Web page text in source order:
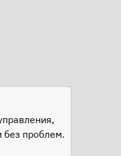
проблем.